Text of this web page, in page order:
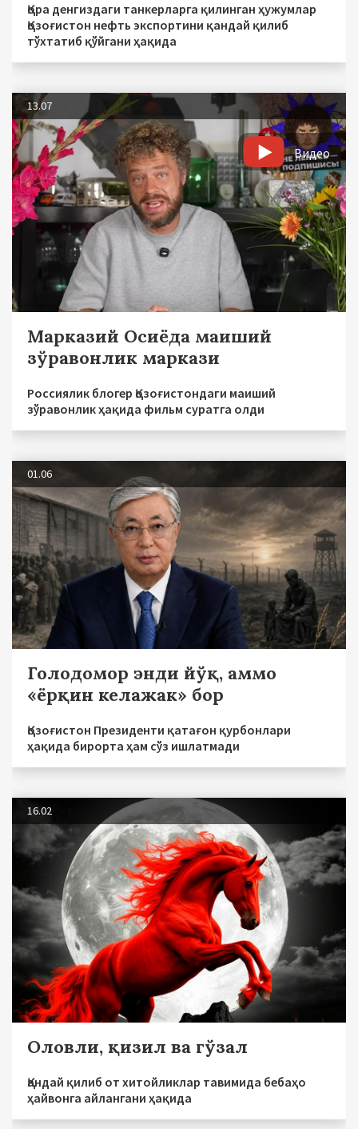
Қора денгиздаги танкерларга қилинган ҳужумлар
Қозоғистон нефть экспортини қандай қилиб
тўхтатиб қўйгани ҳақида
13.07
Видео
Марказий Осиёда маиший
зўравонлик маркази
Россиялик блогер Қозоғистондаги маиший
зўравонлик ҳақида фильм суратга олди
01.06
Голодомор энди йўқ, аммо
«ёрқин келажак» бор
Қозоғистон Президенти қатағон қурбонлари
ҳақида бирорта ҳам сўз ишлатмади
16.02
Оловли, қизил ва гўзал
Қандай қилиб от хитойликлар тавимида бебаҳо
ҳайвонга айлангани ҳақида